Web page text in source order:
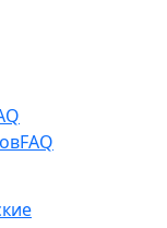
FAQ